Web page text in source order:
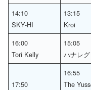
14:10
SKY-HI
13:15
Kroi
16:00
Tori Kelly
15:05
ハナレグ
17:50
16:55
The